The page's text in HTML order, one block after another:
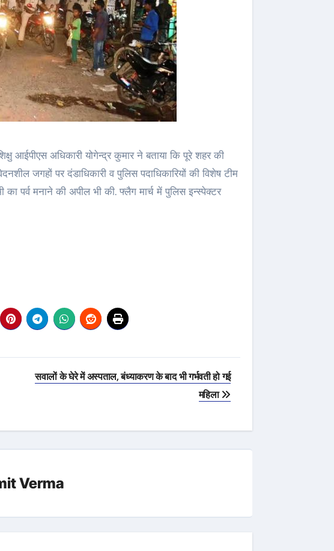
आईपीएस अधिकारी योगेन्द्र कुमार ने बताया कि पूरे शहर की
जगहों पर दंडाधिकारी व पुलिस पदाधिकारियों की विशेष टीम
पर्व मनाने की अपील भी की. फ्लैग मार्च में पुलिस इन्स्पेक्टर
सवालों के घेरे में अस्पताल, बंध्याकरण के बाद भी गर्भवती हो गई
महिला
Verma